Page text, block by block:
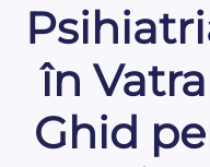
în
Ghid